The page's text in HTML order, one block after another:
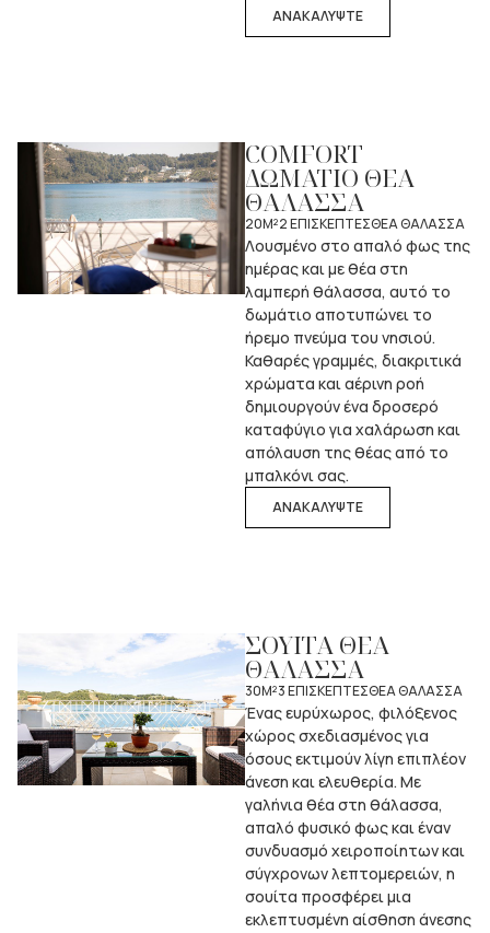
ΑΝΑΚΑΛΥΨΤΕ
COMFORT
ΔΩΜΑΤΙΟ ΘΕΑ
ΘΑΛΑΣΣΑ
20M²2 ΕΠΙΣΚΕΠΤΕΣΘΕΑ ΘΑΛΑΣΣΑ
Λουσμένο στο απαλό φως της
ημέρας και με θέα στη
λαμπερή θάλασσα, αυτό το
δωμάτιο αποτυπώνει το
ήρεμο πνεύμα του νησιού.
Καθαρές γραμμές, διακριτικά
χρώματα και αέρινη ροή
δημιουργούν ένα δροσερό
καταφύγιο για χαλάρωση και
απόλαυση της θέας από το
μπαλκόνι σας.
ΑΝΑΚΑΛΥΨΤΕ
ΣΟΥΙΤΑ ΘΕΑ
ΘΑΛΑΣΣΑ
30M²3 ΕΠΙΣΚΕΠΤΕΣΘΕΑ ΘΑΛΑΣΣΑ
Ένας ευρύχωρος, φιλόξενος
χώρος σχεδιασμένος για
όσους εκτιμούν λίγη επιπλέον
άνεση και ελευθερία. Με
γαλήνια θέα στη θάλασσα,
απαλό φυσικό φως και έναν
συνδυασμό χειροποίητων και
σύγχρονων λεπτομερειών, η
σουίτα προσφέρει μια
εκλεπτυσμένη αίσθηση άνεσης